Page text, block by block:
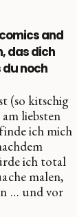
and
das dich
du noch
(so kitschig
liebsten
ich mich
ich total
malen,
… und vor